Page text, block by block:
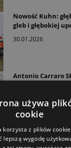
Nowość Kuhn:
gleb i głębokiej
30.01.2026
Antonio Carraro
ciągnik
05.11.2025
Nowe opony
używa
cookie
korzysta z plików
lepszą wygodę